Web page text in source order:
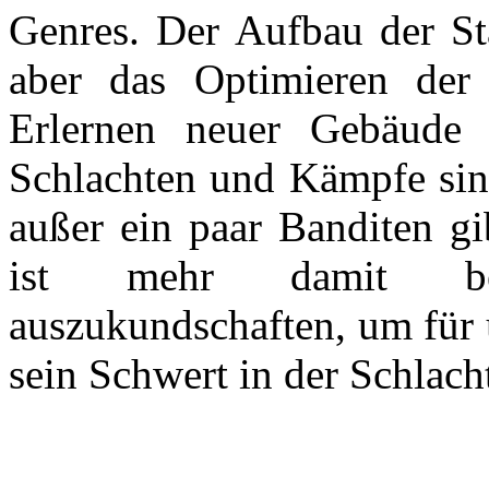
Genres. Der Aufbau der
aber das Optimieren
Erlernen neuer
Schlachten und Kämpfe
außer ein paar Banditen
ist mehr damit
auszukundschaften, um
sein Schwert in der